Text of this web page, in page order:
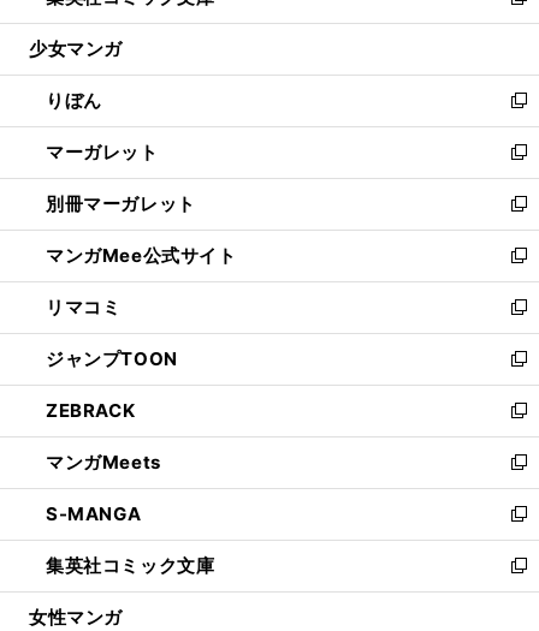
開
ウ
開
く
ン
ウ
で
開
く
ウ
ン
ド
ウ
で
開
く
し
ウ
ィ
ン
ド
ウ
で
開
く
少女マンガ
りぼん
新
し
い
ウ
ィ
ン
ド
ウ
で
開
く
マーガレット
新
し
い
ウ
ィ
ン
ド
ウ
で
開
く
別冊マーガレット
新
し
い
ウ
ィ
ン
ド
ウ
で
開
く
マンガMee公式サイト
新
し
い
ウ
ィ
ン
ド
ウ
で
開
く
リマコミ
新
し
い
ウ
ィ
ン
ド
ウ
で
開
く
ジャンプTOON
新
し
い
ウ
ィ
ン
ド
ウ
で
開
ZEBRACK
新
し
い
ウ
ィ
ン
ド
ウ
マンガMeets
新
し
い
ウ
ィ
ン
S-MANGA
新
し
い
ウ
集英社コミック文庫
新
し
女性マンガ